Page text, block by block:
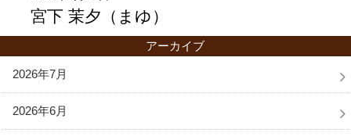
宮下 茉夕（まゆ）
アーカイブ
2026年7月
2026年6月